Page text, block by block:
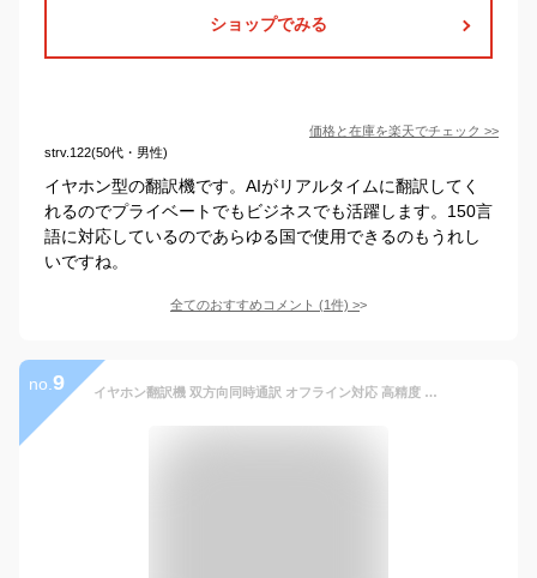
ショップでみる
価格と在庫を楽天でチェック >>
strv.122(50代・男性)
イヤホン型の翻訳機です。AIがリアルタイムに翻訳してく
れるのでプライベートでもビジネスでも活躍します。150言
語に対応しているのであらゆる国で使用できるのもうれし
いですね。
全てのおすすめコメント (1件) >
no. 9 イヤホン翻訳機 双方向同時通訳 オフライン対応 高精度 通訳機 軽量 指向性ノイズ低減 ハンズフリートーク 150言語対応 音声翻訳機 AI翻訳機 Bluetooth接続 専用アプリ iOS&Android対応 海外旅行 出張 音楽·通話 （オンライン式、オフライン式対応）Chamequinho